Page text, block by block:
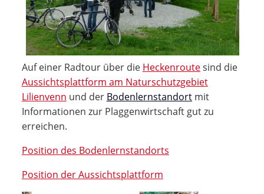
Auf einer Radtour über die Heckenroutesind die
Aussichtsplattform am Naturschutzgebiet
Lilienvenn und der Bodenlernstandortmit
Informationen zur Plaggenwirtschaft gut zu
erreichen.
Position des Bodenlernstandorts
Position der Aussichtsplattform